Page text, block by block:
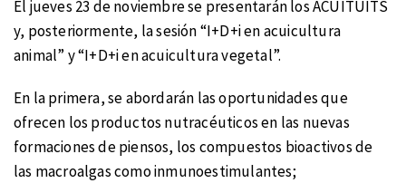
El jueves 23 de noviembre se presentarán los ACUITUITS
y, posteriormente, la sesión “I+D+i en acuicultura
animal” y “I+D+i en acuicultura vegetal”.
En la primera, se abordarán las oportunidades que
ofrecen los productos nutracéuticos en las nuevas
formaciones de piensos, los compuestos bioactivos de
las macroalgas como inmunoestimulantes;